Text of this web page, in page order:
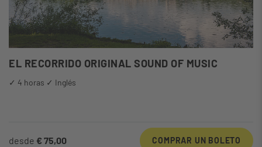
EL RECORRIDO ORIGINAL SOUND OF MUSIC
✓ 4 horas ✓ Inglés
desde € 75,00 COMPRAR UN BOLETO